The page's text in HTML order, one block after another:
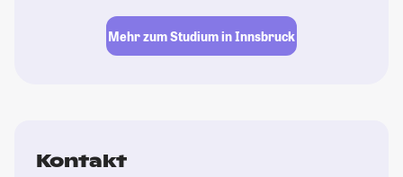
Mehr zum Studium in Innsbruck
Kontakt